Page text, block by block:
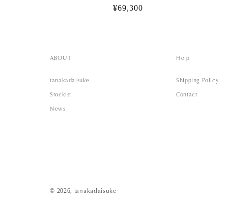
通
¥69,300
ABOUT
tanakadaisuke
Stockist
News
Help
Shipping Policy
Contact
© 2026, tanakadaisuke